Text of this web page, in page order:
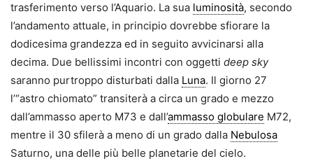
trasferimento verso l’Aquario. La sua luminosità, secondo
l’andamento attuale, in principio dovrebbe sfiorare la
dodicesima grandezza ed in seguito avvicinarsi alla
decima. Due bellissimi incontri con oggetti deep sky
saranno purtroppo disturbati dalla Luna. Il giorno 27
l’“astro chiomato” transiterà a circa un grado e mezzo
dall’ammasso aperto M73 e dall’ammasso globulare M72,
mentre il 30 sfilerà a meno di un grado dalla Nebulosa
Saturno, una delle più belle planetarie del cielo.